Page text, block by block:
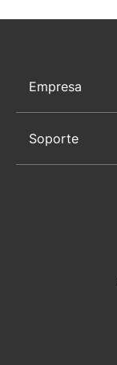
Empresa
Soporte